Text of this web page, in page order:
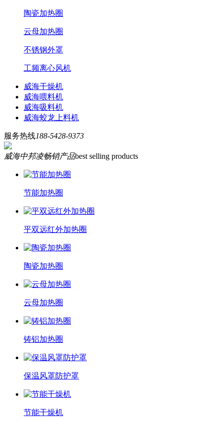
陶瓷加热圈
云母加热圈
不锈钢外罩
工频离心风机
威海干燥机
威海喂料机
威海吸料机
威海蛟龙上料机
服务热线188-5428-9373
威海中邦凌畅销产品best selling products
节能加热圈
平双远红外加热圈
陶瓷加热圈
云母加热圈
铸铝加热圈
保温风罩防护罩
节能干燥机